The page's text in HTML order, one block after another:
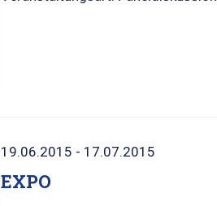
19.06.2015 - 17.07.2015
EXPO